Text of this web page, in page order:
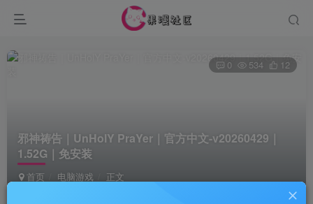
邪神祷告｜UnHolY PraYer｜官方中文-v20260429｜
1.52G｜免安装
首页 电脑游戏 正文
0 534 12